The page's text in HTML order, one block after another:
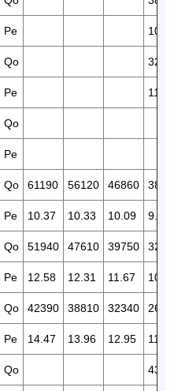
Pe 10.21
Qo 32140
Pe 11.55
Qo
Pe
Qo 61190 56120 46860 38850
Pe 10.37 10.33 10.09 9.71
Qo 51940 47610 39750 32880
Pe 12.58 12.31 11.67 10.94
Qo 42390 38810 32340 26620
Pe 14.47 13.96 12.95 11.89
Qo 43870